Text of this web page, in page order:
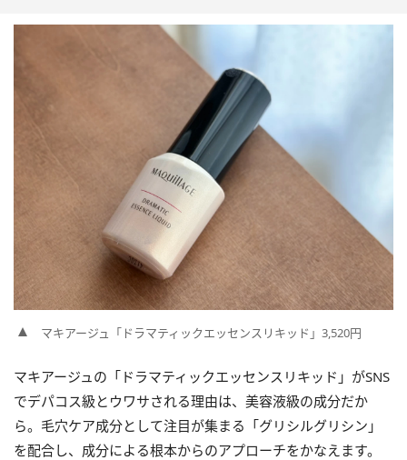
マキアージュ「ドラマティックエッセンスリキッド」3,520円
マキアージュの「ドラマティックエッセンスリキッド」がSNS
でデパコス級とウワサされる理由は、美容液級の成分だか
ら。毛穴ケア成分として注目が集まる「グリシルグリシン」
を配合し、成分による根本からのアプローチをかなえます。